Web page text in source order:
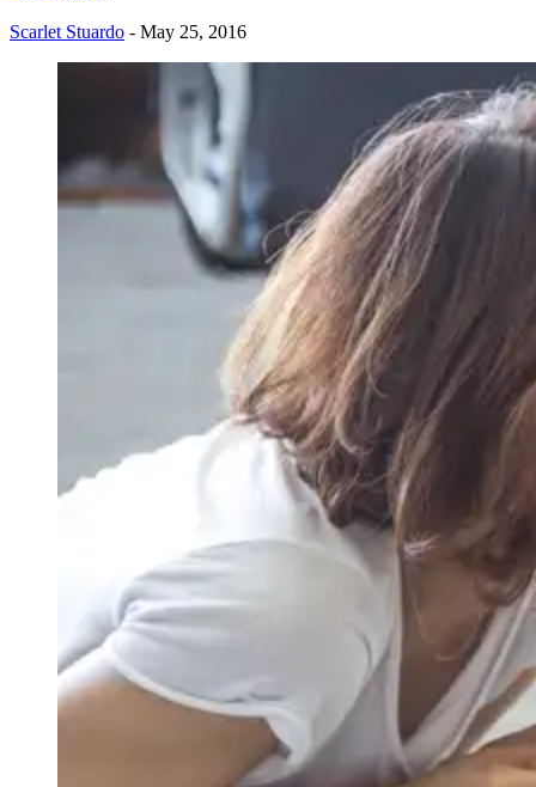
Scarlet Stuardo - May 25, 2016